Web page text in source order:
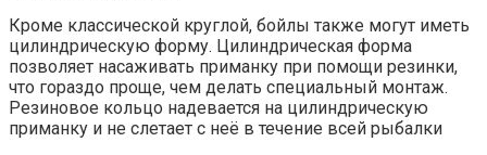
Кроме классической круглой, бойлы также могут иметь
цилиндрическую форму. Цилиндрическая форма
позволяет насаживать приманку при помощи резинки,
что гораздо проще, чем делать специальный монтаж.
Резиновое кольцо надевается на цилиндрическую
приманку и не слетает с неё в течение всей рыбалки